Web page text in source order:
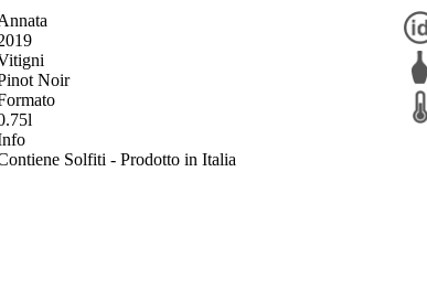
Noir
Solfiti - Prodotto in Italia